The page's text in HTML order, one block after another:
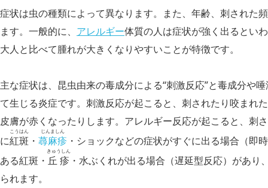
症状は虫の種類によって異なります。また、年齢、刺された
ます。一般的に、 アレルギー体質の人は症状が強く出るとい
大人と比べて腫れが大きくなりやすいことが特徴です。
主な症状は、昆虫由来の毒成分による“刺激反応”と毒成分や
て生じる炎症です。刺激反応が起こると、刺されたり咬まれ
皮膚が赤くなったりします。アレルギー反応が起こると、刺
に紅斑
こうはん
・ 蕁麻疹
じんましん
・ショックなどの症状がすぐに出る場合（即
ある紅斑・ 丘疹
きゅうしん
・水ぶくれが出る場合（遅延型反応）があ
られます。